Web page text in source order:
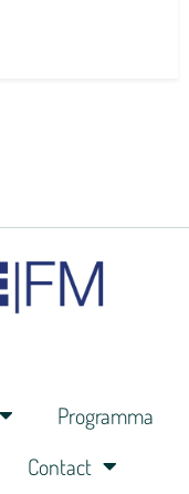
Programma
Contact